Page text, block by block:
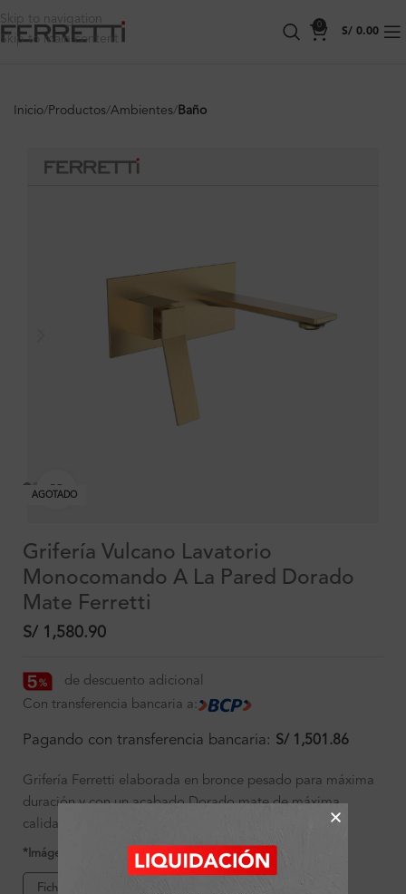
Skip to navigation
Skip to main content
0
S/ 0.00
Inicio Productos Ambientes Baño
AGOTADO
Clic para ampliar
Grifería Vulcano Lavatorio
Monocomando A La Pared Dorado
Mate Ferretti
S/ 1,580.90
de descuento adicional
Con transferencia bancaria a:
Pagando con transferencia bancaria: S/ 1,501.86
Grifería Ferretti elaborada en bronce pesado para máxima
duración y con un acabado Dorado mate de máxima
calidad.
*Imágenes referenciales
Ficha de producto